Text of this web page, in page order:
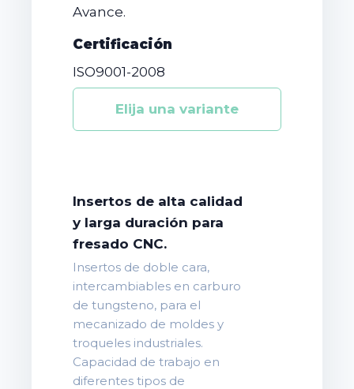
Avance.
Certificación
ISO9001-2008
Insertos de alta calidad
y larga duración para
fresado CNC.
Insertos de doble cara,
intercambiables en carburo
de tungsteno, para el
mecanizado de moldes y
troqueles industriales.
Capacidad de trabajo en
diferentes tipos de